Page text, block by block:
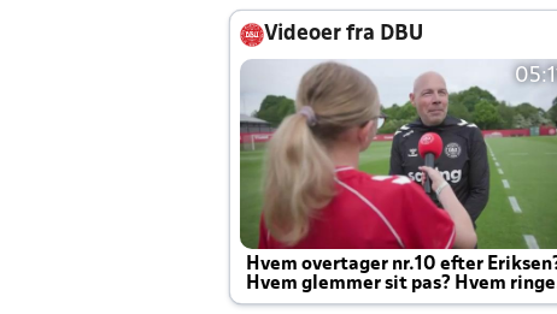
Videoer fra DBU
Hvem overtager nr.10 efter
Hvem glemmer sit pas? Hvem
Joachim altid til efter kampe?